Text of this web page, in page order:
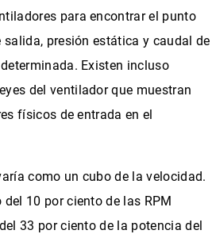
para encontrar el punto
presión estática y caudal de
Existen incluso
del ventilador que muestran
físicos de entrada en el
como un cubo de la velocidad.
10 por ciento de las RPM
33 por ciento de la potencia del